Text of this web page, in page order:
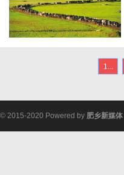
1...
© 2015-2020 Powered by 肥乡新媒体